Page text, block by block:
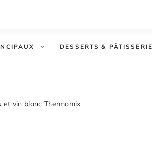
DESSERTS & PÂTISSERIE
et vin blanc Thermomix